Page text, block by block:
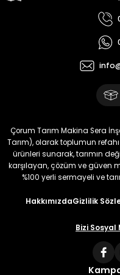
Memnun Akkan | 23/01/2024
Bu ürün çok neşeli değil aynı
anda süs yoncasıyla ektim.
Bunun akibeti 2024 yazına
Deneyimini Paylaş
Çorum Tarım Makina Sera
Tarım), olarak toplumun
ürünleri sunarak, tarımın
karşılayan, çözüm ve güven
%100 yerli sermayeli ve
HakkımızdaGizlilik
Bizi Sosyal